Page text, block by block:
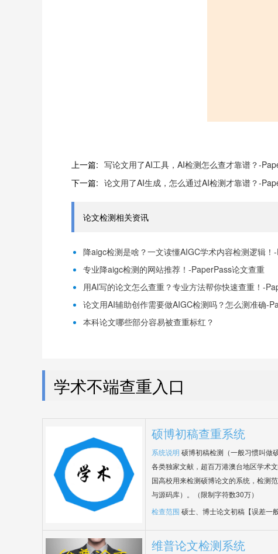
上一篇: 写论文用了AI工具，AI检测怎么查才靠谱？-
下一篇: 论文用了AI生成，怎么通过AI检测才靠谱？-
论文检测相关资讯
降aigc检测是啥？一文读懂AIGC学术内容检测逻辑！
专业降aigc检测的网站推荐！-PaperPass论文查重
用AI写的论文怎么查重？专业方法帮你快速查重！-
论文用AI辅助创作需要做AIGC检测吗？怎么测准确-
本科论文哪些部分容易被查重标红？
学术不端查重入口
硕博初稿查重系统
系统说明 硕博初稿检测（一般习惯叫做
各类独家文献，超百万港澳台地区学术
国高校用来检测硕博论文的系统，检测
与源码库）。（限制字符数30万）
检查范围 硕士、博士论文初稿【误差一
维普论文检测系统